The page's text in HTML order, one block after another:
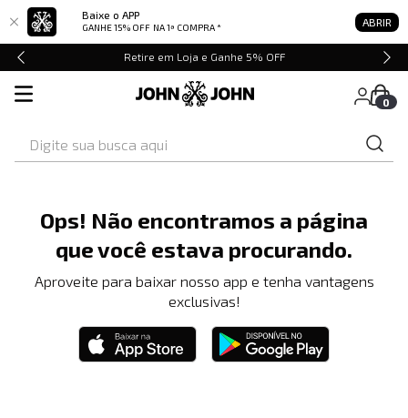
Baixe o APP
GANHE 15% OFF NA 1ª COMPRA * ABRIR
Retire em Loja e Ganhe 5% OFF
0
Ops! Não encontramos a página
que você estava procurando.
Aproveite para baixar nosso app e tenha vantagens
exclusivas!